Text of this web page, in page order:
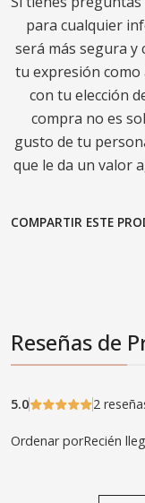
para cualquier
será más segura y
tu expresión como
con tu elección
compra no es
gusto de tu
que le da un valor
COMPARTIR ESTE
Reseñas de
5.0 2
Ordenar porRecién